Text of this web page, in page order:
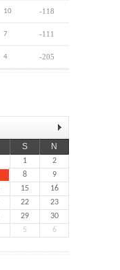
10 -118
7 -111
4 -205
S N
1
2
8
9
15
16
22
23
29
30
5 6